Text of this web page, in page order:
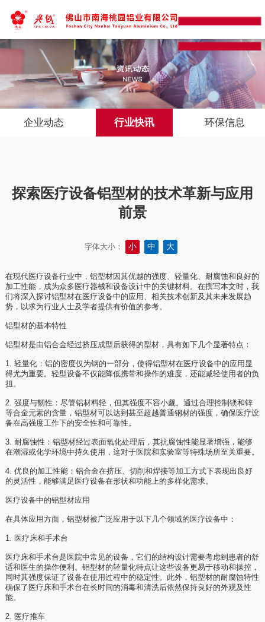
企业动态 行业快讯 环保信息
探索医疗设备铝型材的技术革新与应用
前景
字体大小： 小 中 大
在现代医疗设备行业中，铝型材因其优越的强度、轻量化、耐腐蚀和良好的
加工性能，成为众多医疗器械和设备设计中的关键材料。在撰写本文时，我
们将深入探讨铝型材在医疗设备中的应用、相关技术创新及其未来发展趋
势，以求为行业人士及学者提供有价值的参考。
铝型材的基本特性
铝型材是由铝合金经过挤压成型后获得的型材，具有如下几个显著特点：
1. 轻量化：铝的密度仅为钢的一部分，使得铝型材在医疗设备中的应用显
得尤为重要。轻型设备不仅能降低携带和操作的难度，还能减轻使用者的负
担。
2. 强度与韧性：尽管铝材料轻，但其强度不容小觑。通过合理控制镁和锌
等合金元素的含量，铝型材可以达到甚至超越普通钢材的强度，确保医疗设
备在高强度工作下的安全性和可靠性。
3. 耐腐蚀性：铝型材经过表面氧化处理后，其抗腐蚀性能显著增强，能够
在潮湿或化学环境中持久使用，这对于医院和实验室等特殊场所至关重要。
4. 优良的加工性能：铝合金在挤压、切削和焊接等加工方式下表现出良好
的灵活性，能够满足医疗设备在形状和功能上的多样化需求。
医疗设备中的铝型材应用
在具体应用方面，铝型材被广泛应用于以下几个领域的医疗设备中：
1. 医疗床和手术台
医疗床和手术台是医院中常见的设备，它们的结构设计需要考虑到患者的舒
适和医生的操作便利。铝型材的轻量化特点让这些设备更易于移动和操控，
同时其强度保证了设备在使用过程中的稳定性。此外，铝型材的耐腐蚀特性
确保了医疗床和手术台在长时间的消毒和清洗后依然保持良好的外观及性
能。
2. 医疗推车